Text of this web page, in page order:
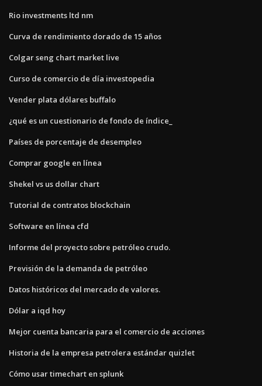
Rio investments ltd nm
Curva de rendimiento dorado de 15 años
Colgar seng chart market live
Curso de comercio de día investopedia
Vender plata dólares buffalo
¿qué es un cuestionario de fondo de índice_
Países de porcentaje de desempleo
Comprar google en línea
Shekel vs us dollar chart
Tutorial de contratos blockchain
Software en línea cfd
Informe del proyecto sobre petróleo crudo.
Previsión de la demanda de petróleo
Datos históricos del mercado de valores.
Dólar a iqd hoy
Mejor cuenta bancaria para el comercio de acciones
Historia de la empresa petrolera estándar quizlet
Cómo usar timechart en splunk